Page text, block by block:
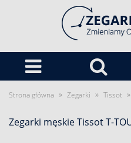
Strona główna » Zegarki » Tissot »
Zegarki męskie Tissot T-